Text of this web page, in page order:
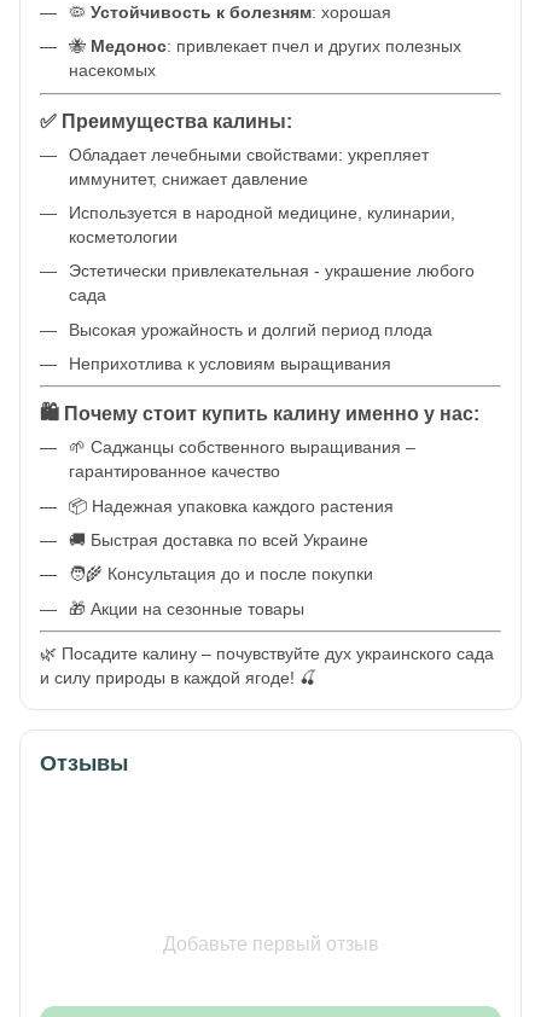
🦠 Устойчивость к болезням: хорошая
🐝 Медонос: привлекает пчел и других полезных
насекомых
✅ Преимущества калины:
Обладает лечебными свойствами: укрепляет
иммунитет, снижает давление
Используется в народной медицине, кулинарии,
косметологии
Эстетически привлекательная - украшение любого
сада
Высокая урожайность и долгий период плода
Неприхотлива к условиям выращивания
🛍️ Почему стоит купить калину именно у нас:
🌱 Саджанцы собственного выращивания –
гарантированное качество
📦 Надежная упаковка каждого растения
🚚 Быстрая доставка по всей Украине
🧑‍🌾 Консультация до и после покупки
🎁 Акции на сезонные товары
🌿 Посадите калину – почувствуйте дух украинского сада
и силу природы в каждой ягоде! 🍒
Отзывы
Добавьте первый отзыв